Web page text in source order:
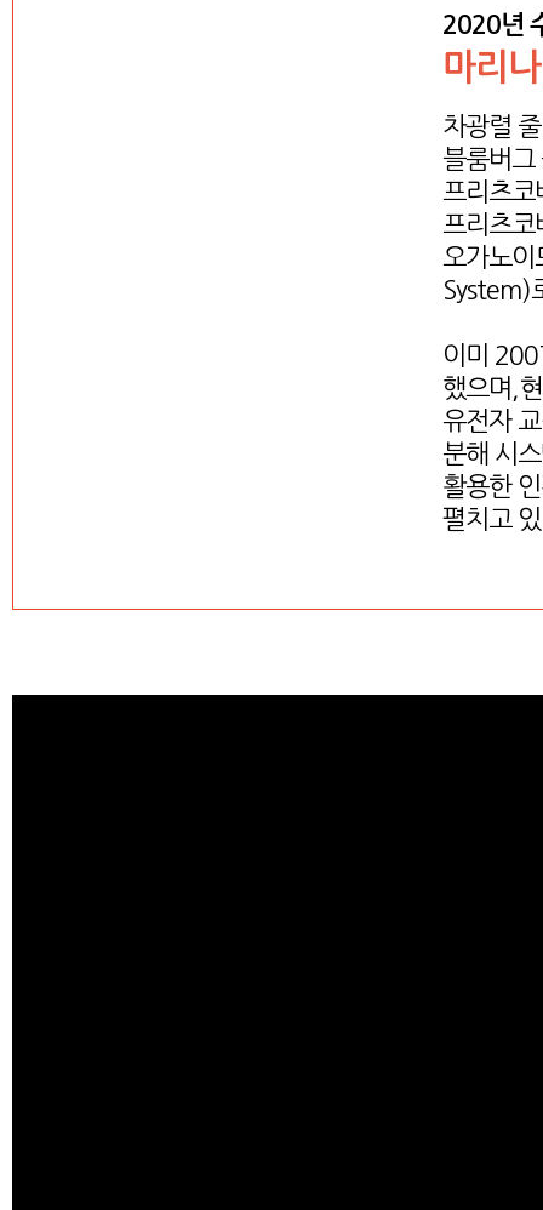
2020년
마리
차광렬
블룸버그
프리츠
프리츠코
오가노
System)
이미
했으며,
유전자
분해 시
활용한
펼치고